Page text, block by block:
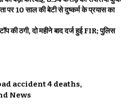
पर 10 साल की बेटी से दुष्कर्म के प्रयास का
की ठगी, दो महीने बाद दर्ज हुई FIR; पुलिस
accident 4 deaths,
News